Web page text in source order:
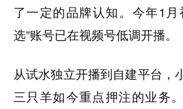
了一定的品牌认知。今年1月
选”账号已在视频号低调开播。
从试水独立开播到自建平台，
三只羊如今重点押注的业务